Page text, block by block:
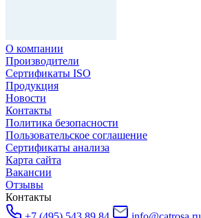
О компании
Производители
Сертификаты ISO
Продукция
Новости
Контакты
Политика безопасности
Пользовательское соглашение
Сертификаты анализа
Карта сайта
Вакансии
Отзывы
Контакты